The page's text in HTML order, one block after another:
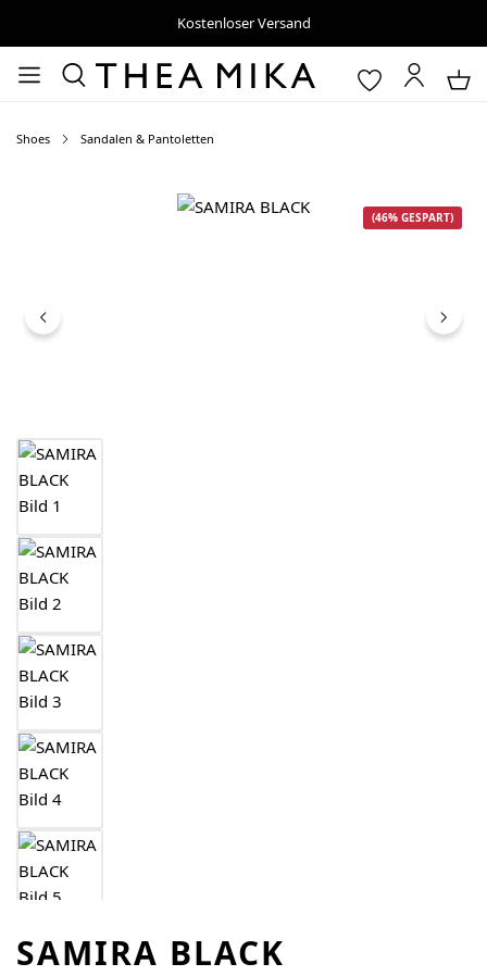
Kostenloser Versand
Shoes Sandalen & Pantoletten
Bildergalerie überspringen
(46% GESPART)
SAMIRA BLACK